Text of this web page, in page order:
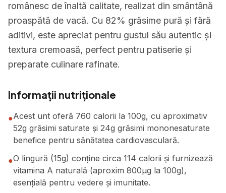
românesc de înaltă calitate, realizat din smântână
proaspătă de vacă. Cu 82% grăsime pură și fără
aditivi, este apreciat pentru gustul său autentic și
textura cremoasă, perfect pentru patiserie și
preparate culinare rafinate.
Informații nutriționale
●Acest unt oferă 760 calorii la 100g, cu aproximativ
52g grăsimi saturate și 24g grăsimi mononesaturate
benefice pentru sănătatea cardiovasculară.
●O lingură (15g) conține circa 114 calorii și furnizează
vitamina A naturală (aproxim 800μg la 100g),
esențială pentru vedere și imunitate.